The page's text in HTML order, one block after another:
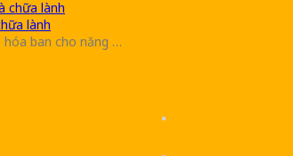
lành
ban cho năng …